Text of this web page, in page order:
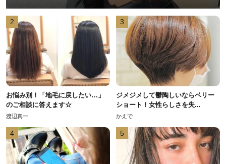
2
お悩み別！「地毛に戻したい…」
のご相談に答えます☆
渡辺真一
3
ジメジメして鬱陶しいならベリー
ショート！女性らしさを失...
かえで
4 5